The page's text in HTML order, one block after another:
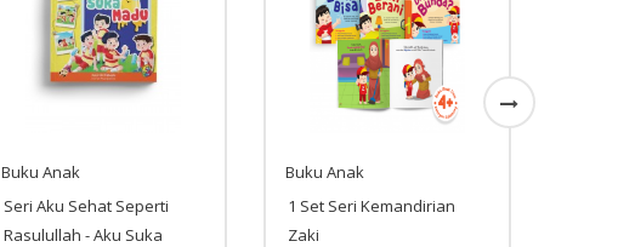
Buku Anak
Seri Aku Sehat Seperti
Rasulullah - Aku Suka
Buku Anak
1 Set Seri Kemandirian
Zaki